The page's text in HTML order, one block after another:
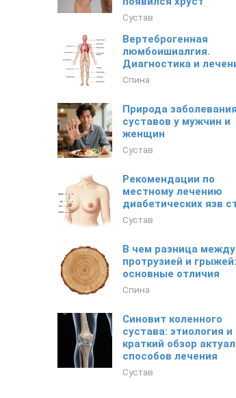
Сустав
Вертеброгенная
люмбоишиалгия.
Диагностика и
Спина
Природа заболевания
суставов у мужчин и
женщин
Сустав
Рекомендации по
местному лечению
диабетических язв
Сустав
В чем разница между
протрузией и грыжей:
основные отличия
Спина
Синовит коленного
сустава: этиология и
краткий обзор
способов лечения
Сустав